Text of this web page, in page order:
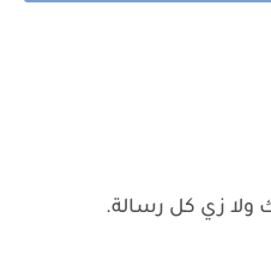
ولا زي كل رسالة.